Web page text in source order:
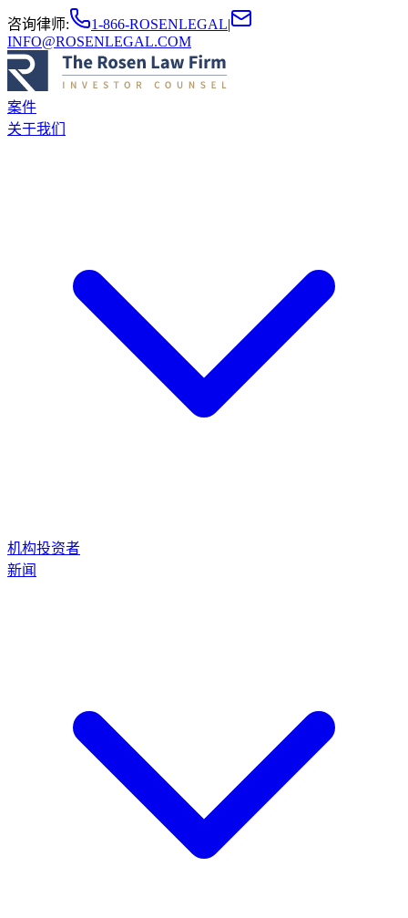
咨询律师: 1-866-ROSENLEGAL|
INFO@ROSENLEGAL.COM
案件
关于我们
机构投资者
新闻